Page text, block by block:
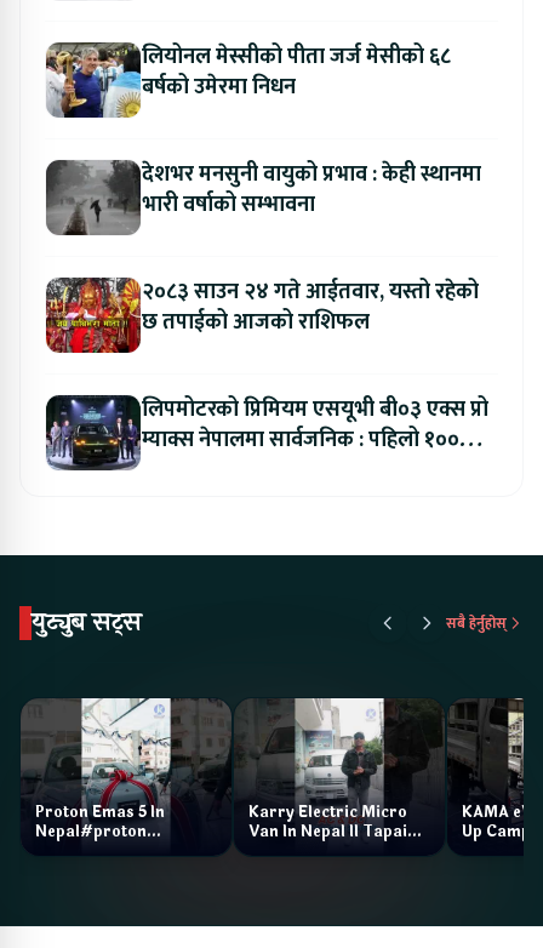
लियोनल मेस्सीको पीता जर्ज मेसीको ६८
बर्षको उमेरमा निधन
देशभर मनसुनी वायुको प्रभाव : केही स्थानमा
भारी वर्षाको सम्भावना
२०८३ साउन २४ गते आईतवार, यस्तो रहेको
छ तपाईको आजको राशिफल
लिपमोटरको प्रिमियम एसयूभी बी०३ एक्स प्रो
म्याक्स नेपालमा सार्वजनिक : पहिलो १००
युट्युब सट्स सबै हेर्नुहोस्
Proton Emas 5 In
Nepal#proton
#protonemas5#protonnepal#evcarnepal
Karry Electric Micro
Van In Nepal II Tapaiko
Bazar II Jankari
KAMA eV
Up Camp